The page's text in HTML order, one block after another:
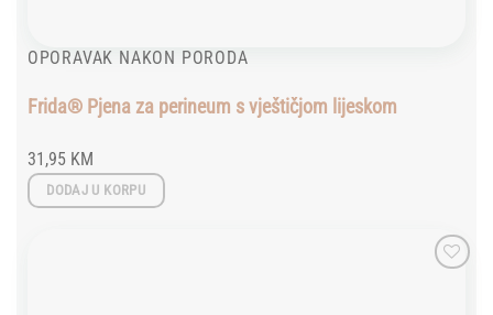
OPORAVAK NAKON PORODA
Frida® Pjena za perineum s vještičjom lijeskom
31,95 KM
DODAJ U KORPU